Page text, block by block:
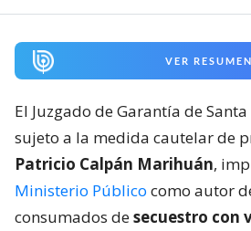
VER RESUMEN
El Juzgado de Garantía de
sujeto a la medida cautelar de
Patricio Calpán Marihuán,
Ministerio Público como autor
consumados desecuestro con